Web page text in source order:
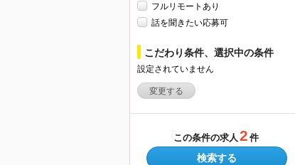
フルリモートあり
話を聞きたい応募可
こだわり条件、選択中の条件
設定されていません
変更する
この条件の求人 2 件
検索する